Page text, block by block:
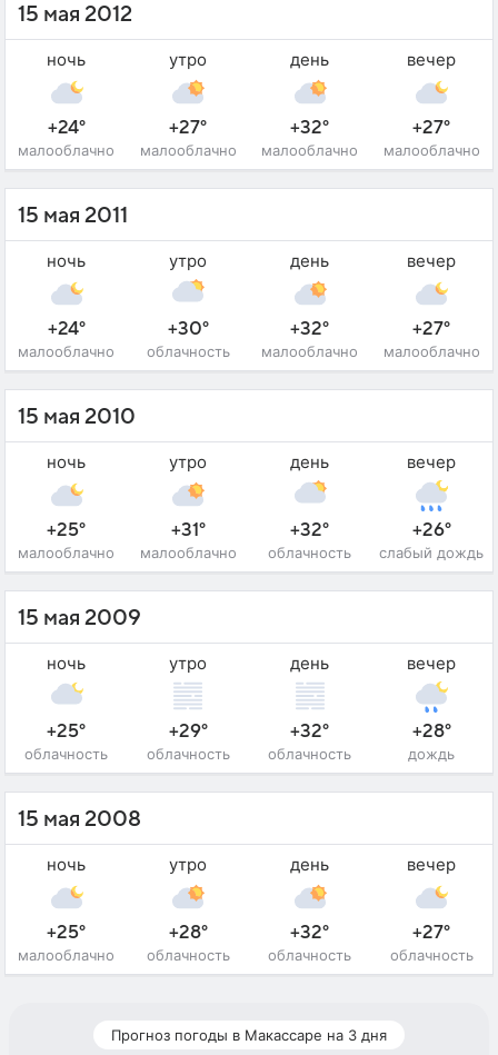
15 мая 2012
ночь
+24°
малооблачно
утро
+27°
малооблачно
день
+32°
малооблачно
вечер
+27°
малооблачно
15 мая 2011
ночь
+24°
малооблачно
утро
+30°
облачность
день
+32°
малооблачно
вечер
+27°
малооблачно
15 мая 2010
ночь
+25°
малооблачно
утро
+31°
малооблачно
день
+32°
облачность
вечер
+26°
слабый дождь
15 мая 2009
ночь
+25°
облачность
утро
+29°
облачность
день
+32°
облачность
вечер
+28°
дождь
15 мая 2008
ночь
+25°
малооблачно
утро
+28°
облачность
день
+32°
облачность
вечер
+27°
облачность
Прогноз погоды в Макассаре на 3 дня